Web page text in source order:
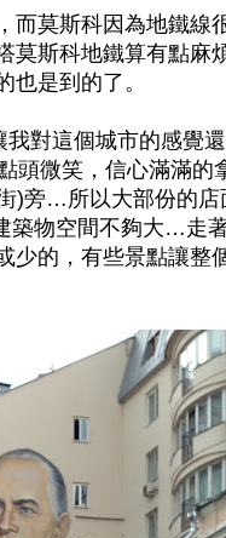
而莫斯科因為地鐵線
斯科地鐵算有點麻
是到的了。
對這個城市的感覺還
微笑，信心滿滿的
旁…所以大部份的店
築物空間不夠大…走
的，有些景點讓整